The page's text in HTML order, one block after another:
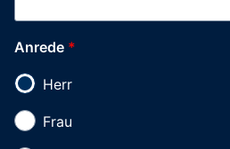
Mail-
Adresse
Anrede *
Herr
Frau